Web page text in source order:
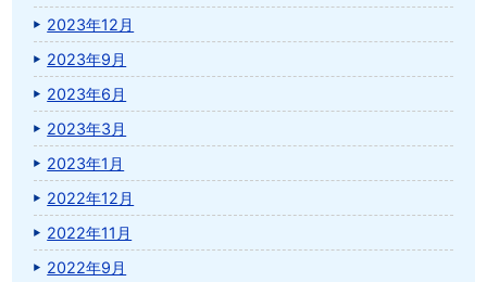
2023年12月
2023年9月
2023年6月
2023年3月
2023年1月
2022年12月
2022年11月
2022年9月